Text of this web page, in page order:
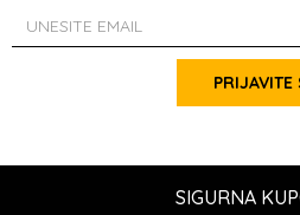
PRIJAVITE
SIGURNA